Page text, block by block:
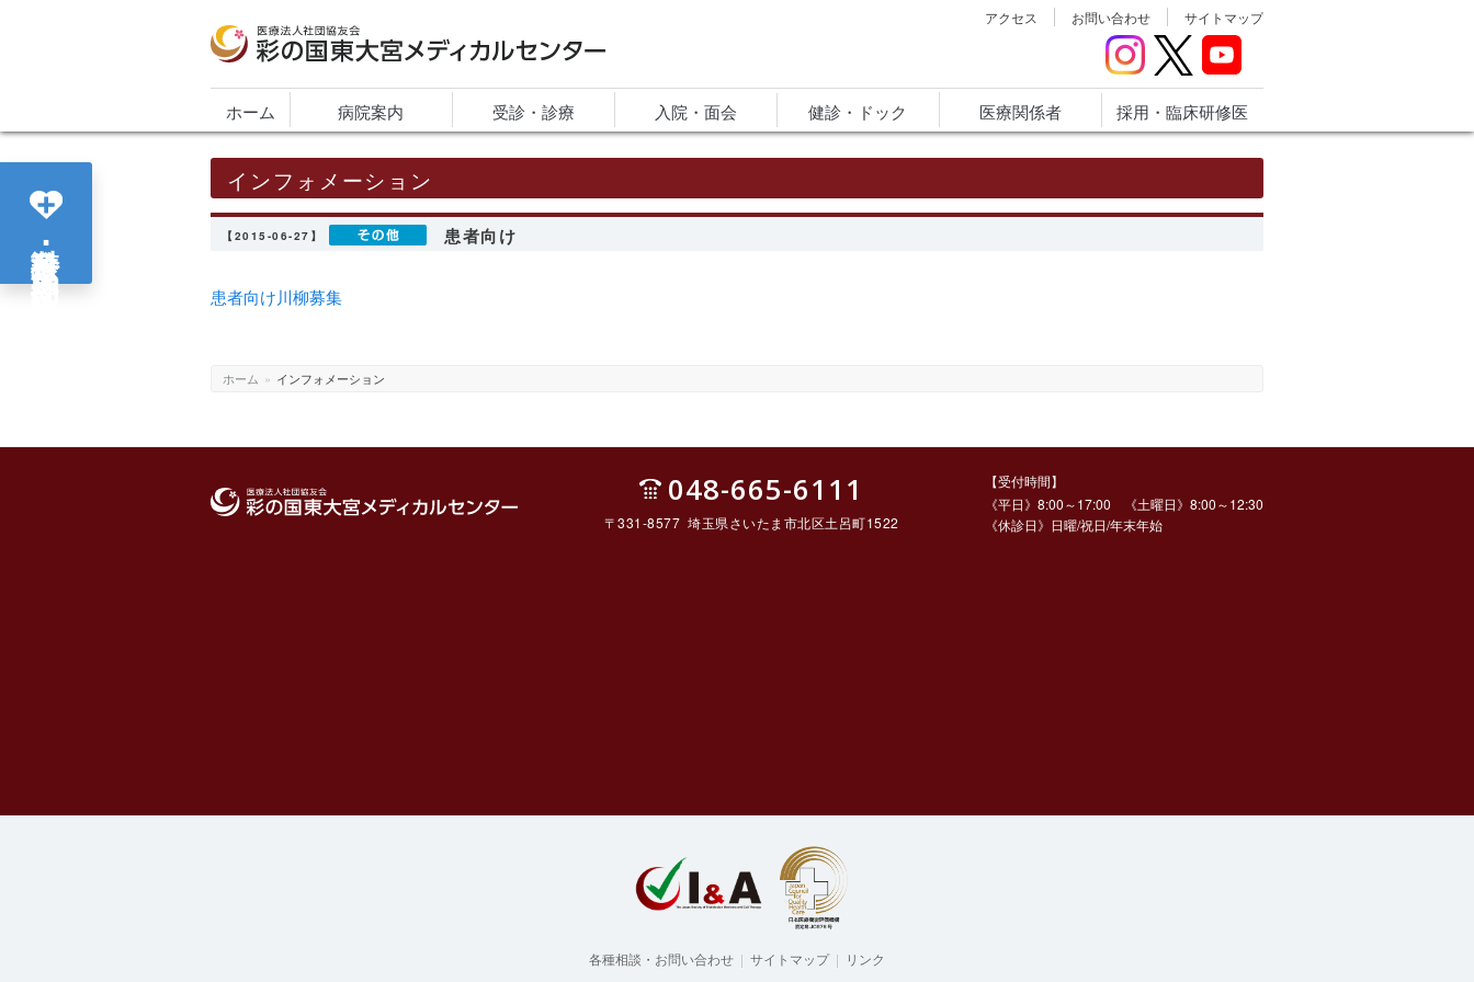
アクセス お問い合わせ サイトマップ
各診療科･部門紹介
ホーム 病院案内 受診・診療 入院・面会 健診・ドック 医療関係者 採用・臨床研修医
インフォメーション
【2015-06-27】 患者向け
患者向け川柳募集
ホーム » インフォメーション
048-665-6111
〒331-8577 埼玉県さいたま市北区土呂町1522
【受付時間】
《平日》8:00～17:00 《土曜日》8:00～12:30
《休診日》日曜/祝日/年末年始
各種相談・お問い合わせ | サイトマップ| リンク